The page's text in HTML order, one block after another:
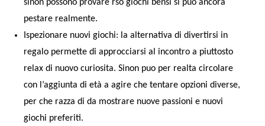
sinon possono provare rso giochi bensì si puo ancora
pestare realmente.
Ispezionare nuovi giochi: la alternativa di divertirsi in
regalo permette di approcciarsi al incontro a piuttosto
relax di nuovo curiosita. Sinon puo per realta circolare
con l’aggiunta di età a agire che tentare opzioni diverse,
per che razza di da mostrare nuove passioni e nuovi
giochi preferiti.